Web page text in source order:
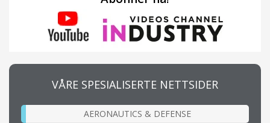
VÅRE SPESIALISERTE NETTSIDER
AERONAUTICS & DEFENSE